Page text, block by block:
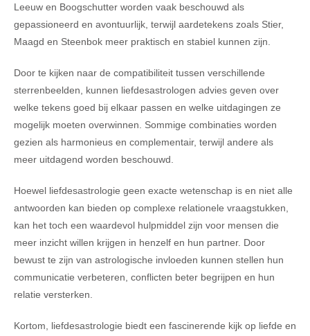
Leeuw en Boogschutter worden vaak beschouwd als
gepassioneerd en avontuurlijk, terwijl aardetekens zoals Stier,
Maagd en Steenbok meer praktisch en stabiel kunnen zijn.
Door te kijken naar de compatibiliteit tussen verschillende
sterrenbeelden, kunnen liefdesastrologen advies geven over
welke tekens goed bij elkaar passen en welke uitdagingen ze
mogelijk moeten overwinnen. Sommige combinaties worden
gezien als harmonieus en complementair, terwijl andere als
meer uitdagend worden beschouwd.
Hoewel liefdesastrologie geen exacte wetenschap is en niet alle
antwoorden kan bieden op complexe relationele vraagstukken,
kan het toch een waardevol hulpmiddel zijn voor mensen die
meer inzicht willen krijgen in henzelf en hun partner. Door
bewust te zijn van astrologische invloeden kunnen stellen hun
communicatie verbeteren, conflicten beter begrijpen en hun
relatie versterken.
Kortom, liefdesastrologie biedt een fascinerende kijk op liefde en